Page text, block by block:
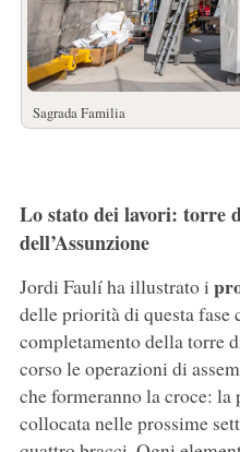
Sagrada Familia
Lo stato dei lavori: torre
dell’Assunzione
Jordi Faulí ha illustrato i
delle priorità di questa fase
completamento della torre
corso le operazioni di
che formeranno la croce: la
collocata nelle prossime